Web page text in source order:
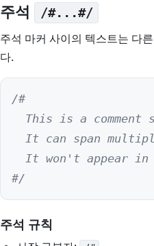
주석 /#...#/
주석 마커 사이의 텍스트는 다
다.
/#
This is a comment
It can span
It won't appear in
#/
주석 규칙